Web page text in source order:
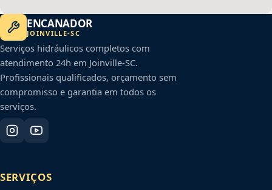
ENCANADOR
JOINVILLE-SC
Serviços hidráulicos completos com
atendimento 24h em Joinville-SC.
Profissionais qualificados, orçamento sem
compromisso e garantia em todos os
serviços.
SERVIÇOS